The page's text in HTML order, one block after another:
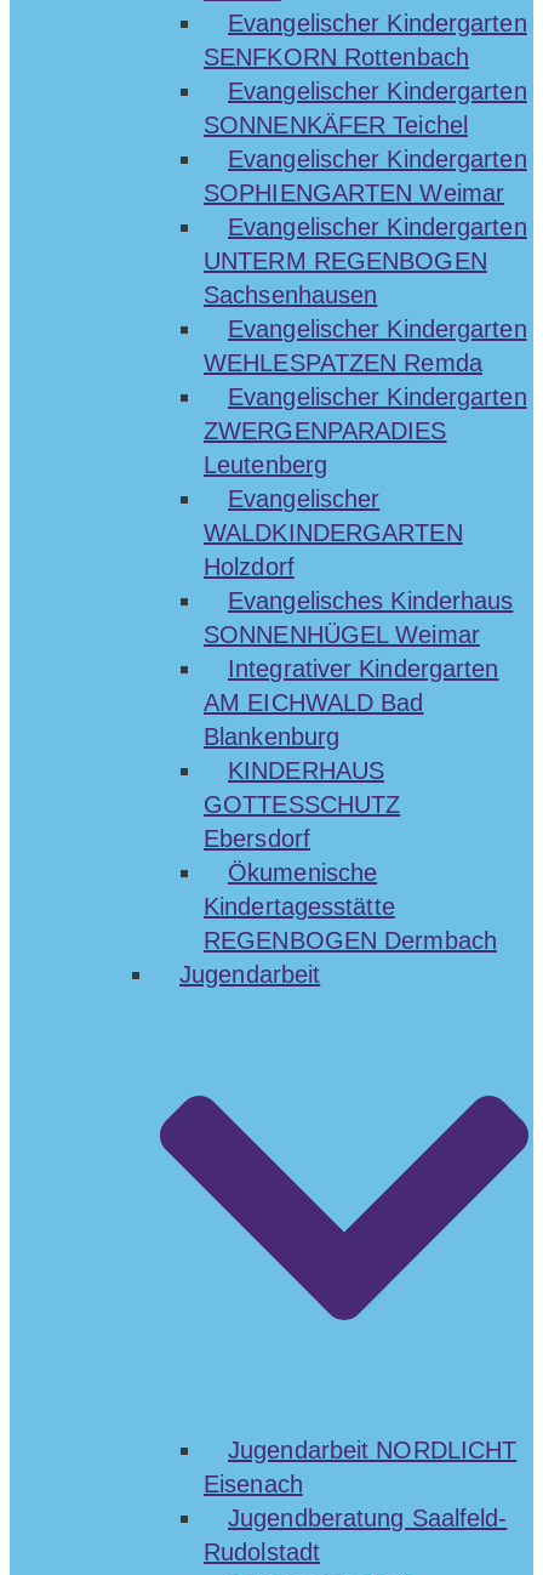
Evangelischer Kindergarten
SENFKORN Rottenbach
Evangelischer Kindergarten
SONNENKÄFER Teichel
Evangelischer Kindergarten
SOPHIENGARTEN Weimar
Evangelischer Kindergarten
UNTERM REGENBOGEN
Sachsenhausen
Evangelischer Kindergarten
WEHLESPATZEN Remda
Evangelischer Kindergarten
ZWERGENPARADIES
Leutenberg
Evangelischer
WALDKINDERGARTEN
Holzdorf
Evangelisches Kinderhaus
SONNENHÜGEL Weimar
Integrativer Kindergarten
AM EICHWALD Bad
Blankenburg
KINDERHAUS
GOTTESSCHUTZ
Ebersdorf
Ökumenische
Kindertagesstätte
REGENBOGEN Dermbach
Jugendarbeit
Jugendarbeit NORDLICHT
Eisenach
Jugendberatung Saalfeld-
Rudolstadt